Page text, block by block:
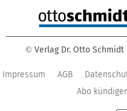
© Verlag Dr. Otto
Impressum AGB
Abo